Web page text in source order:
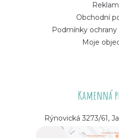
Obchodní
Podmínky
Moje
Kamenná
Rýnovická 3273/61,